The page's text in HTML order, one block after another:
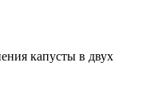
капусты в двух